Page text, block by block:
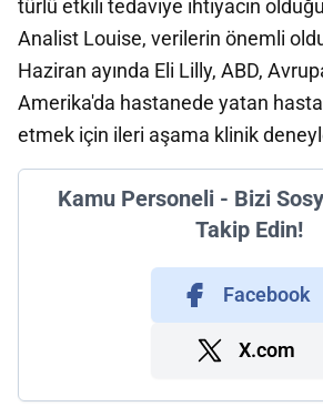
türlü etkili tedaviye ihtiyacın
Analist Louise, verilerin önemli
Haziran ayında Eli Lilly, ABD,
Amerika'da hastanede yatan
etmek için ileri aşama klinik
Kamu Personeli - Bizi
Takip Edin!
Facebook
X.com